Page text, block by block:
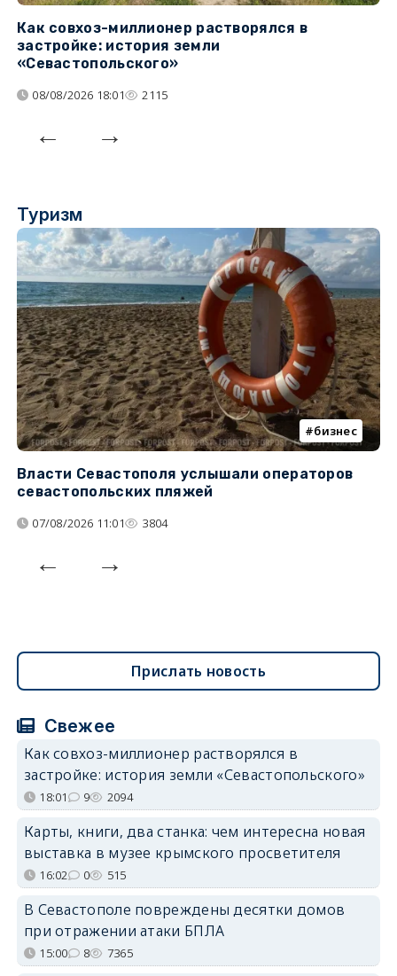
Как совхоз-миллионер растворялся в
застройке: история земли
«Севастопольского»
08/08/2026 18:01 2115
Туризм
бизнес
Власти Севастополя услышали операторов
севастопольских пляжей
07/08/2026 11:01 3804
Прислать новость
Свежее
Как совхоз-миллионер растворялся в
застройке: история земли «Севастопольского»
18:01 9 2094
Карты, книги, два станка: чем интересна новая
выставка в музее крымского просветителя
16:02 0 515
В Севастополе повреждены десятки домов
при отражении атаки БПЛА
15:00 8 7365